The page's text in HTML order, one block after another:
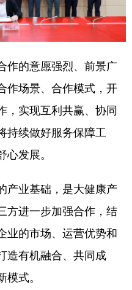
河北 山西
上海
福建 江西
湖北 湖南
海南 重庆
云南 西藏
青海
黑龙江
Français عربى
的意愿强烈、前景广
作场景、合作模式，开
，实现互利共赢、协同
持续做好服务保障工
发展。
业基础，是大健康产
方进一步加强合作，结
业的市场、运营优势和
造有机融合、共同成
式。